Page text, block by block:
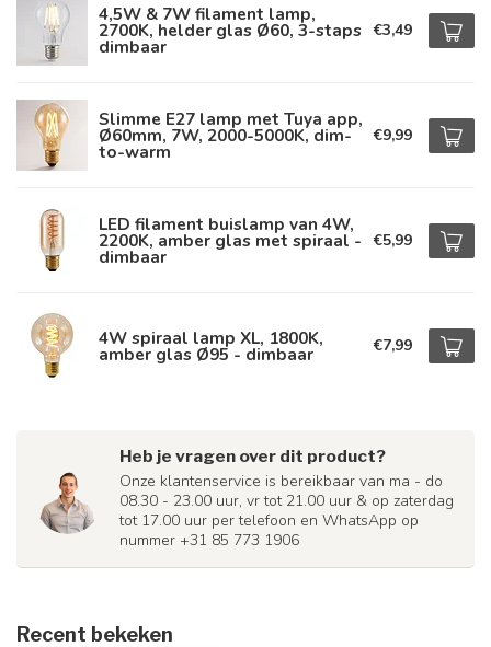
4,5W & 7W filament lamp,
2700K, helder glas Ø60, 3-staps
dimbaar
€3,49
Slimme E27 lamp met Tuya app,
Ø60mm, 7W, 2000-5000K, dim-
to-warm
€9,99
LED filament buislamp van 4W,
2200K, amber glas met spiraal -
dimbaar
€5,99
4W spiraal lamp XL, 1800K,
amber glas Ø95 - dimbaar €7,99
Heb je vragen over dit product?
Onze klantenservice is bereikbaar van ma - do
08.30 - 23.00 uur, vr tot 21.00 uur & op zaterdag
tot 17.00 uur per telefoon en WhatsApp op
nummer +31 85 773 1906
Recent bekeken